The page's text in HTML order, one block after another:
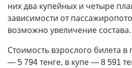
них два купейных и четыре
зависимости от
возможно увеличение состава.
Стоимость взрослого билета
— 5 794 тенге, в купе — 8 591